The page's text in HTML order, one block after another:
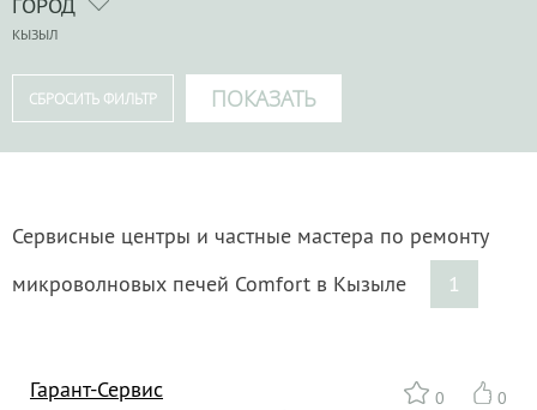
КЫЗЫЛ
Сервисные центры и частные мастера по ремонту
микроволновых печей Comfort в Кызыле
1
0 0
Гарант-Сервис